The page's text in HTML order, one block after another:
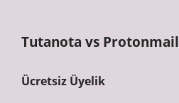
Tutanota vs Protonmail
Ücretsiz Üyelik